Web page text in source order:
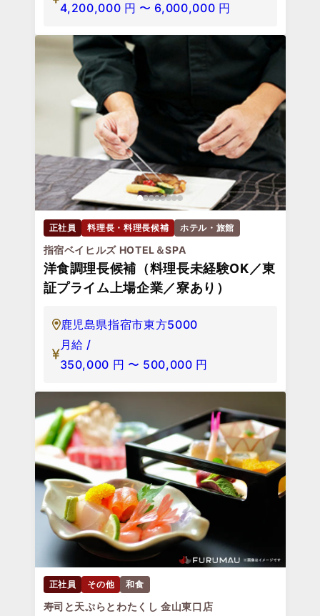
4,200,000 円 〜 6,000,000 円
正社員 料理長・料理長候補 ホテル・旅館
指宿ベイヒルズ HOTEL＆SPA
洋食調理長候補（料理長未経験OK／東
証プライム上場企業／寮あり）
鹿児島県指宿市東方5000
月給 /
350,000 円 〜 500,000 円
正社員 その他 和食
寿司と天ぷらとわたくし 金山東口店